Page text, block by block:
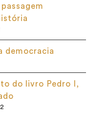
democracia
do livro Pedro I,